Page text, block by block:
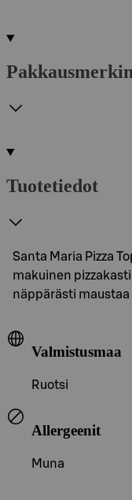
Tuotetiedot
Santa Maria Pizza
makuinen
näppärästi
Valmistusmaa
Ruotsi
Allergeenit
Muna